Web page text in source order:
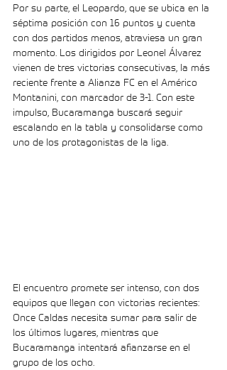
Por su parte, el Leopardo, que se ubica en la
séptima posición con 16 puntos y cuenta
con dos partidos menos, atraviesa un gran
momento. Los dirigidos por Leonel Álvarez
vienen de tres victorias consecutivas, la más
reciente frente a Alianza FC en el Américo
Montanini, con marcador de 3-1. Con este
impulso, Bucaramanga buscará seguir
escalando en la tabla y consolidarse como
uno de los protagonistas de la liga.
El encuentro promete ser intenso, con dos
equipos que llegan con victorias recientes:
Once Caldas necesita sumar para salir de
los últimos lugares, mientras que
Bucaramanga intentará afianzarse en el
grupo de los ocho.